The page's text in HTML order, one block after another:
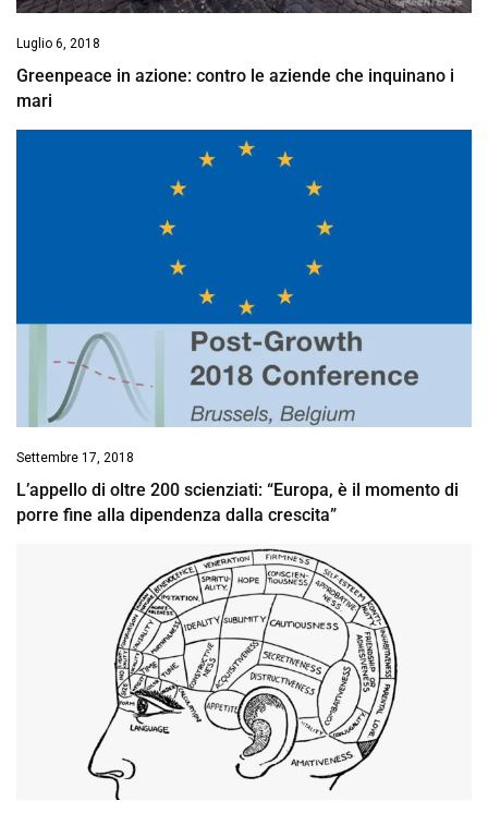
Luglio 6, 2018
Greenpeace in azione: contro le aziende che inquinano i
mari
Settembre 17, 2018
L’appello di oltre 200 scienziati: “Europa, è il momento di
porre fine alla dipendenza dalla crescita”